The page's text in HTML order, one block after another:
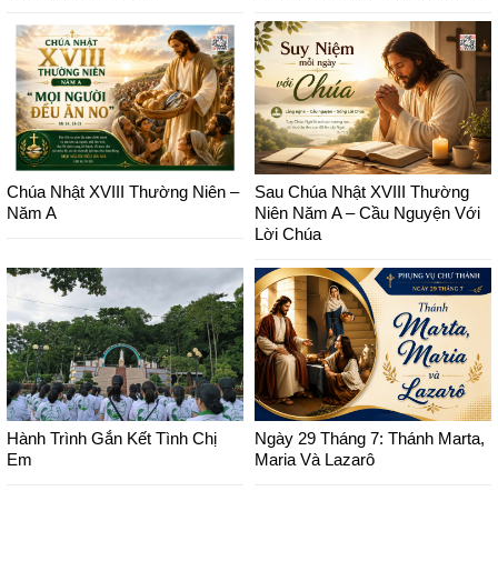
Chúa Nhật XVIII Thường Niên –
Năm A
Sau Chúa Nhật XVIII Thường
Niên Năm A – Cầu Nguyện Với
Lời Chúa
Hành Trình Gắn Kết Tình Chị
Em
Ngày 29 Tháng 7: Thánh Marta,
Maria Và Lazarô